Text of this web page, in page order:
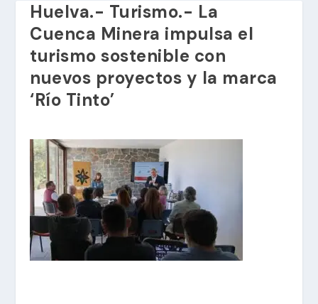
Huelva.- Turismo.- La
Cuenca Minera impulsa el
turismo sostenible con
nuevos proyectos y la marca
‘Río Tinto’